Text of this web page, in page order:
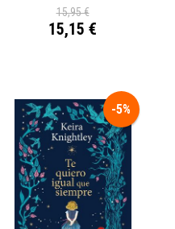
15,95 €
15,15 €
-5%